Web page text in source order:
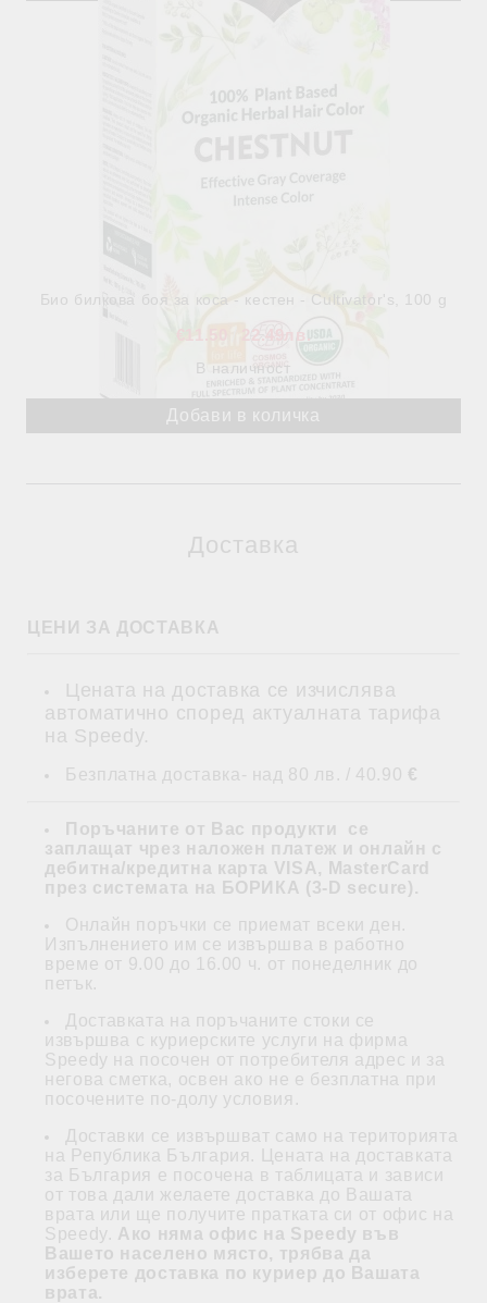
Био билкова боя за коса - кестен - Cultivator's, 100 g
В наличност
Доставка
ЦЕНИ ЗА ДОСТАВКА
Цената на доставка се изчислява
автоматично според актуалната тарифа
на Speedy.
Безплатна доставка- над 80 лв. / 40.90 €
Поръчаните от Вас продукти се
заплащат чрез наложен платеж и онлайн с
дебитна/кредитна карта VISA, MasterCard
през системата на БОРИКА (3-D secure).
Онлайн поръчки се приемат всеки ден.
Изпълнението им се извършва в работно
време от 9.00 до 16.00 ч. от понеделник до
петък.
Доставката на поръчаните стоки се
извършва с куриерските услуги на фирма
Speedy на посочен от потребителя адрес и за
негова сметка, освен ако не е безплатна при
посочените по-долу условия.
Доставки се извършват само на територията
на Република България. Цената на доставката
за България е посочена в таблицата и зависи
от това дали желаете доставка до Вашата
врата или ще получите пратката си от офис на
Speedy. Ако няма офис на Speedy във
Вашето населено място, трябва да
изберете доставка по куриер до Вашата
врата.